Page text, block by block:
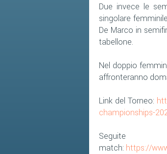
Due invece le
singolare
De Marco in
tabellone.
Nel doppio
affronteranno
Link del Torneo:
championships-
match: https://